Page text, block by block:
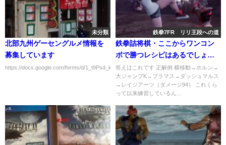
未分類
北部九州ゲーセングルメ情報を
募集しています
https://docs.google.com/forms/d/1_t9Psd_klDzcJiSKR_arPFJhlYxQE9O40xqUx...
鉄拳7FR リリ王段への道
鉄拳詰将棋・ここからワンコン
ボで勝つレシピはあるでしょう
か？
答えはこれです 正解例 横移動→ホルン→
大ジャンプK→ブラマス→ダッシュマルス
→レイジアーツ（ダメージ94） これくら
って以来練習しているん...